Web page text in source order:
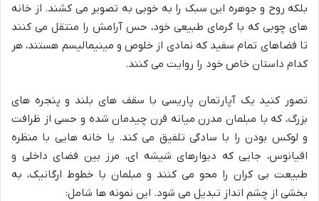
بلکه روح و جوهره این سبک را به خوبی به تصویر می کشند. از خانه
های چوبی که با گرمای طبیعی خود، حس آرامش را منتقل می کنند
تا فضاهای تمام سفید که نمادی از خلوص و مینیمالیسم هستند، هر
کدام داستان خاص خود را روایت می کنند.
تصور کنید یک آپارتمان پاریسی با سقف های بلند و پنجره های
بزرگ، که با مبلمان مدرن میانه قرن چیدمان شده و حسی از ظرافت
و لوکس بودن را با سادگی تلفیق می کند. یا خانه هایی با منظره
اقیانوس، جایی که دیوارهای شیشه ای، مرز بین فضای داخلی و
طبیعت بی کران را محو می کنند و مبلمان با خطوط ارگانیک، به
بخشی از چشم انداز تبدیل می شود. این نمونه ها شامل: